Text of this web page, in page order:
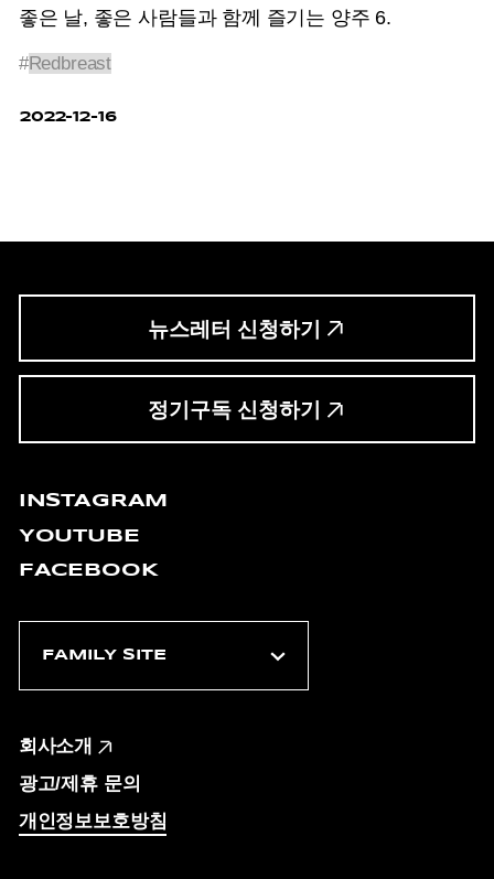
좋은 날, 좋은 사람들과 함께 즐기는 양주 6.
#Redbreast
2022-12-16
뉴스레터 신청하기
정기구독 신청하기
INSTAGRAM
YOUTUBE
FACEBOOK
회사소개
광고/제휴 문의
개인정보보호방침